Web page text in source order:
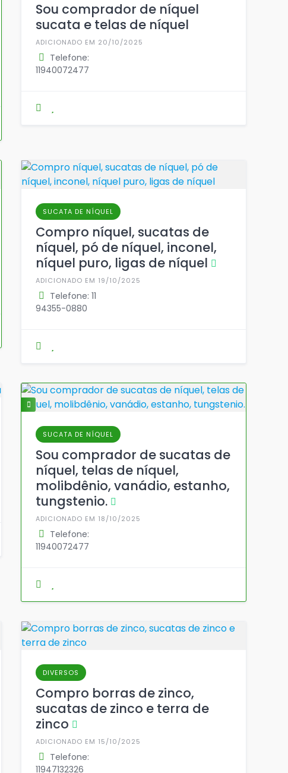
Sou comprador de níquel
sucata e telas de níquel
ADICIONADO EM 20/10/2025
Telefone:
11940072477
SUCATA DE NÍQUEL
Compro níquel, sucatas de
níquel, pó de níquel, inconel,
níquel puro, ligas de níquel
ADICIONADO EM 19/10/2025
Telefone: 11
94355-0880
SUCATA DE NÍQUEL
Sou comprador de sucatas de
níquel, telas de níquel,
molibdênio, vanádio, estanho,
tungstenio.
ADICIONADO EM 18/10/2025
Telefone:
11940072477
DIVERSOS
Compro borras de zinco,
sucatas de zinco e terra de
zinco
ADICIONADO EM 15/10/2025
Telefone:
11947132326